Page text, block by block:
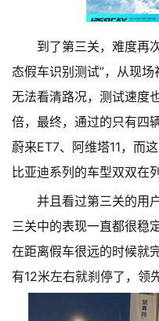
到了第三关，难度再
态假车识别测试”，从现
无法看清路况，测试速度
倍，最终，通过的只有四
蔚来ET7、阿维塔11，而
比亚迪系列的车型双双在
并且看过第三关的用
三关中的表现一直都很稳
在距离假车很远的时候就
有12米左右就刹停了，领